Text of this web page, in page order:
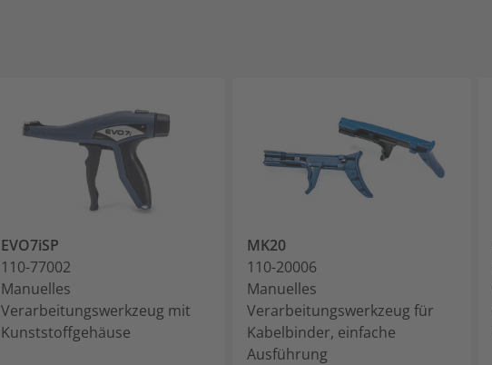
EVO7iSP
110-77002
Manuelles
Verarbeitungswerkzeug mit
Kunststoffgehäuse
MK20
110-20006
Manuelles
Verarbeitungswerkzeug für
Kabelbinder, einfache
Ausführung